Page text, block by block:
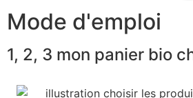
Mode d'emploi
1, 2, 3 mon panier bio